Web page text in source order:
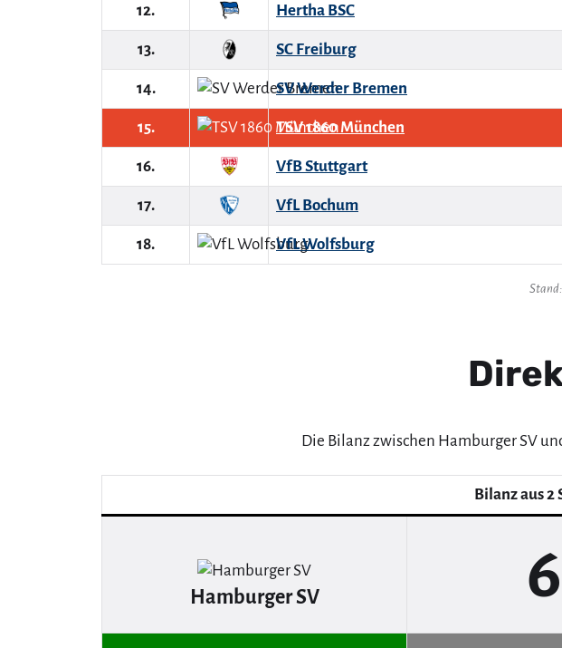
12. Hertha BSC
13. SC Freiburg
14. SV Werder Bremen
15. TSV 1860 München
16. VfB Stuttgart
17. VfL Bochum
18. VfL Wolfsburg
Die Bilanz zwischen Hamburger SV
Bilanz aus 2
Hamburger SV